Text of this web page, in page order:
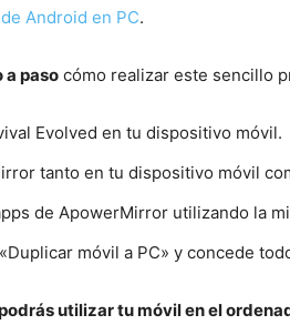
Android en PC.
a paso cómo realizar este sencillo
Evolved en tu dispositivo móvil.
tanto en tu dispositivo móvil
de ApowerMirror utilizando la
móvil a PC» y concede
utilizar tu móvil en el